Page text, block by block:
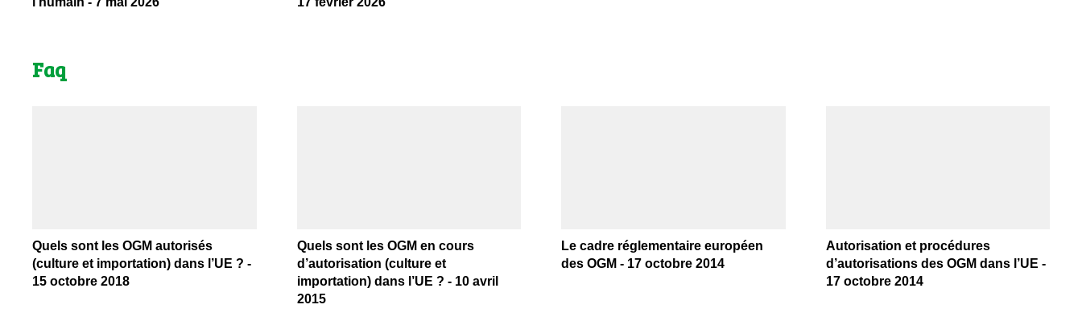
Faq
Quels sont les OGM autorisés
(culture et importation) dans l’UE ? -
15 octobre 2018
Quels sont les OGM en cours
d’autorisation (culture et
importation) dans l’UE ? - 10 avril
2015
Le cadre réglementaire européen
des OGM - 17 octobre 2014
Autorisation et procédures
d’autorisations des OGM dans l’UE -
17 octobre 2014